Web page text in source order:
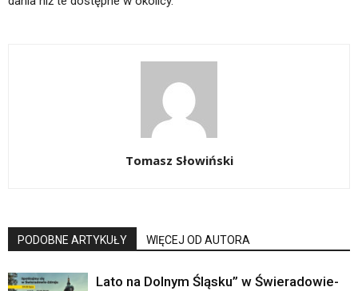
Tomasz Słowiński
PODOBNE ARTYKUŁY WIĘCEJ OD AUTORA
Lato na Dolnym Śląsku” w Świeradowie-